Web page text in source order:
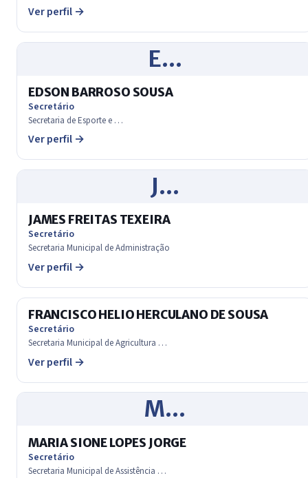
Ver perfil →
E…
EDSON BARROSO SOUSA
Secretário
Secretaria de Esporte e …
Ver perfil →
J…
JAMES FREITAS TEXEIRA
Secretário
Secretaria Municipal de Administração
Ver perfil →
FRANCISCO HELIO HERCULANO DE SOUSA
Secretário
Secretaria Municipal de Agricultura …
Ver perfil →
M…
MARIA SIONE LOPES JORGE
Secretário
Secretaria Municipal de Assistência …